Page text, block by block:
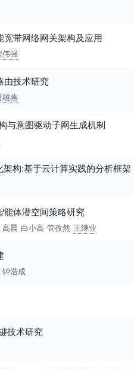
带网络网关架构及应用
伟强
由技术研究
雄燕
与意图驱动子网生成机制
构:基于云计算实践的分析框架
能体潜空间策略研究
高晨 白小高 管孜然 王继业
钟浩成
技术研究